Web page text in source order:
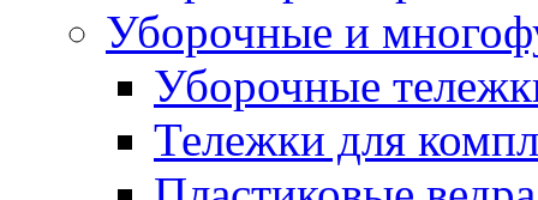
Уборочные и
Уборочные
Тележки для